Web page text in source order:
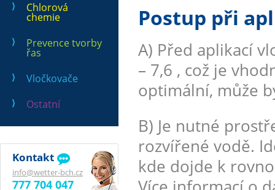
Chlorová
chemie
Prevence tvorby
řas
Vločkovače
Ostatní
Kontakt
info@wetter-bch.cz
777 704 047
Postup při
A) Před aplikací
– 7,6 , což je
optimální, může
B) Je nutné
rozvířené vodě.
kde dojde k